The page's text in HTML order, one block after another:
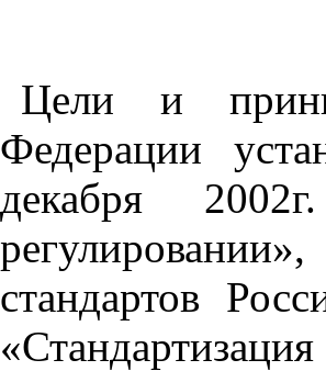
Цели
и
Федерации
декабря 2002г
регулировании»,
стандартов
«Стандартизация